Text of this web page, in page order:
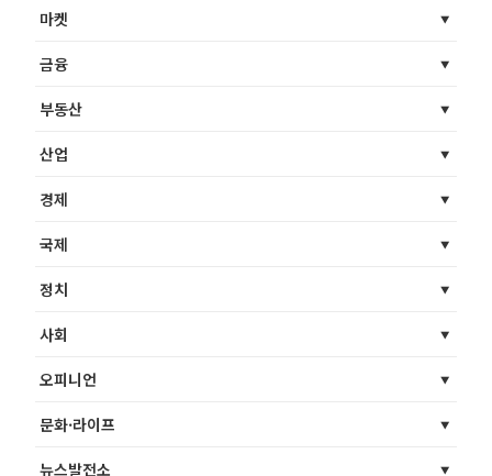
마켓
금융
부동산
산업
경제
국제
정치
사회
오피니언
문화·라이프
뉴스발전소